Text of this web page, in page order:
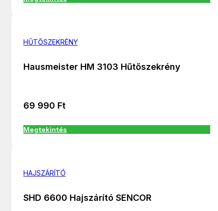
HŰTŐSZEKRÉNY
Hausmeister HM 3103 Hűtőszekrény
69 990 Ft
Megtekintés
HAJSZÁRÍTÓ
SHD 6600 Hajszárító SENCOR